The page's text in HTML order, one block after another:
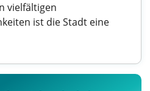
vielfältigen
ist die Stadt eine